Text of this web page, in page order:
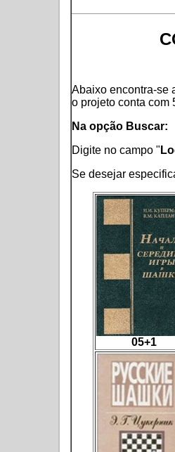
Abaixo encontra-se
o projeto conta com
Na opção Buscar:
Digite no campo "
Se desejar
05+1